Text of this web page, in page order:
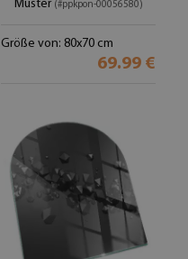
Muster (#ppkpon-00056580)
Größe von: 80x70 cm
69.99 €